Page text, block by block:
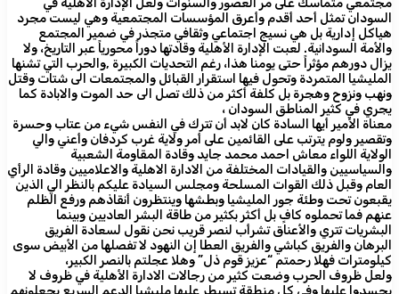
مجتمعي متماسك على مر العصور والسنوات ولعل الإدارة الأهلية في
السودان تمثل أحد أقدم وأعرق المؤسسات المجتمعية وهي ليست مجرد
هياكل إدارية بل هي نسيج اجتماعي وثقافي متجذر في ضمير المجتمع
والأمة السودانية. لعبت الإدارة الأهلية وقادتها دوراً محورياً عبر التاريخ، ولا
يزال دورهم مؤثراً حتى يومنا هذا، رغم التحديات الكبيرة ,والحرب التي تشنها
المليشيا المتمردة وتحول فيها استقرار القبائل والمجتمعات الى شتات وقتل
ونهب ونزوح وهجرة بل كلفة أكثر من ذلك تصل الى حد الموت والابادة كما
يجري في كثير المناطق السودان ،
معناة الأمير أيها السادة كان لابد أن تترك في النفس شيء من عتاب وحسرة
وتقصير ولوم يترتب على القائمين على أمر ولاية غرب كردفان وأعني والي
الولاية اللواء معاش احمد محمد جايد وقادة المقاومة الشعبية
والسياسيين والقيادات المختلفة من الادارة الاهلية والاعلاميين وقادة الرأي
العام وقبل ذلك القوات المسلحة ومجلس السيادة عليكم بالنظر الي الذين
يقبعون تحت وطئة جور المليشيا وبطشها وينتظرون أنقاذهم ورفع الظلم
عنهم فما تحملوه كافٍ بل أكثر بكثير من طاقة البشر العاديين وبينما
البشريات تتري والأعناق تشرأب لنصر قريب نحن نقول لسعادة الفريق
البرهان والفريق كباشي والفريق العطا إن النهود لا تفصلها من الأبيض سوى
كيلومترات فهلا رحمتم “عزيز قوم ذل” وهلا عجلتم بالنصر الكبير،
ولعل ظروف الحرب وضعت كثير من رجالات الادارة الأهلية في ظروف لا
يحسدوا عليها وفي كل منطقة تسيطر عليها مليشيا الدعم السريع يجعلونهم